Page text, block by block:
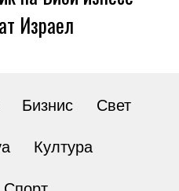
Израел
Бизнис Свет
Култура